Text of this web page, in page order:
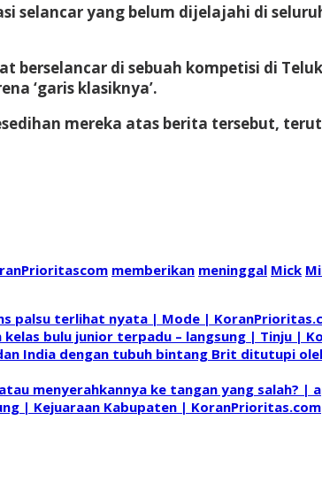
selancar yang belum dijelajahi di
berselancar di sebuah kompetisi di
‘garis klasiknya’.
mereka atas berita tersebut,
memberikan meninggal Mick
palsu terlihat nyata | Mode |
bulu junior terpadu – langsung | Tinju |
India dengan tubuh bintang Brit ditutupi
menyerahkannya ke tangan yang salah? |
| Kejuaraan Kabupaten | KoranPrioritas.com